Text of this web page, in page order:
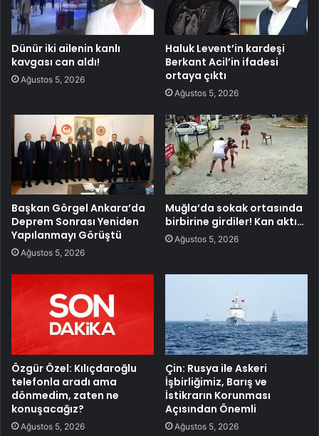
Dünür iki ailenin kanlı
kavgası can aldı!
Ağustos 5, 2026
Haluk Levent’in kardeşi
Berkant Acil’in ifadesi
ortaya çıktı
Ağustos 5, 2026
Başkan Görgel Ankara’da
Deprem Sonrası Yeniden
Yapılanmayı Görüştü
Ağustos 5, 2026
Muğla’da sokak ortasında
birbirine girdiler! Kan aktı…
Ağustos 5, 2026
Özgür Özel: Kılıçdaroğlu
telefonla aradı ama
dönmedim, zaten ne
konuşacağız?
Ağustos 5, 2026
Çin: Rusya ile Askeri
İşbirliğimiz, Barış ve
İstikrarın Korunması
Açısından Önemli
Ağustos 5, 2026